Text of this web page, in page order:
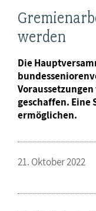
werden
Die
geschaffen. Eine
ermöglichen.
21. Oktober 2022